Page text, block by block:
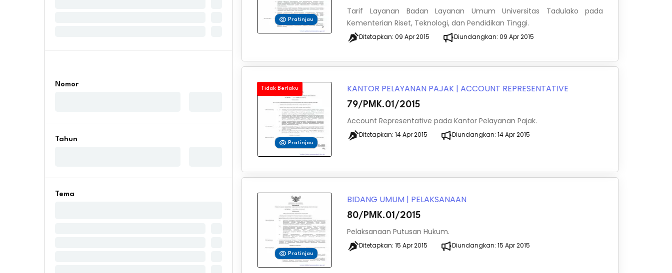
Nomor
Tahun
Tema
Pratinjau
Tarif Layanan Badan Layanan Umum Universitas Tadulako pada
Kementerian Riset, Teknologi, dan Pendidikan Tinggi.
Ditetapkan:09 Apr 2015 Diundangkan:09 Apr 2015
Tidak Berlaku
Pratinjau
KANTOR PELAYANAN PAJAK |ACCOUNT REPRESENTATIVE
79/PMK.01/2015
Account Representative pada Kantor Pelayanan Pajak.
Ditetapkan:14 Apr 2015 Diundangkan:14 Apr 2015
Pratinjau
BIDANG UMUM | PELAKSANAAN
80/PMK.01/2015
Pelaksanaan Putusan Hukum.
Ditetapkan:15 Apr 2015 Diundangkan:15 Apr 2015